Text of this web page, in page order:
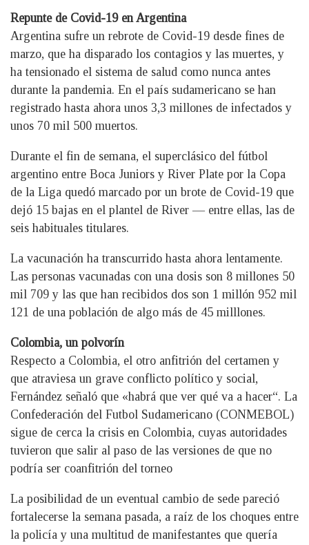
Repunte de Covid-19 en Argentina
Argentina sufre un rebrote de Covid-19 desde fines de
marzo, que ha disparado los contagios y las muertes, y
ha tensionado el sistema de salud como nunca antes
durante la pandemia. En el país sudamericano se han
registrado hasta ahora unos 3,3 millones de infectados y
unos 70 mil 500 muertos.
Durante el fin de semana, el superclásico del fútbol
argentino entre Boca Juniors y River Plate por la Copa
de la Liga quedó marcado por un brote de Covid-19 que
dejó 15 bajas en el plantel de River — entre ellas, las de
seis habituales titulares.
La vacunación ha transcurrido hasta ahora lentamente.
Las personas vacunadas con una dosis son 8 millones 50
mil 709 y las que han recibidos dos son 1 millón 952 mil
121 de una población de algo más de 45 milllones.
Colombia, un polvorín
Respecto a Colombia, el otro anfitrión del certamen y
que atraviesa un grave conflicto político y social,
Fernández señaló que «habrá que ver qué va a hacer“. La
Confederación del Futbol Sudamericano (CONMEBOL)
sigue de cerca la crisis en Colombia, cuyas autoridades
tuvieron que salir al paso de las versiones de que no
podría ser coanfitrión del torneo
La posibilidad de un eventual cambio de sede pareció
fortalecerse la semana pasada, a raíz de los choques entre
la policía y una multitud de manifestantes que quería